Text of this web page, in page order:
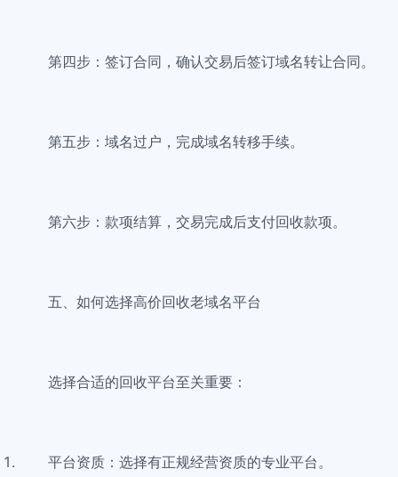
第四步：签订合同，确认交易后签订域名转让合同。
第五步：域名过户，完成域名转移手续。
第六步：款项结算，交易完成后支付回收款项。
五、如何选择高价回收老域名平台
选择合适的回收平台至关重要：
平台资质：选择有正规经营资质的专业平台。